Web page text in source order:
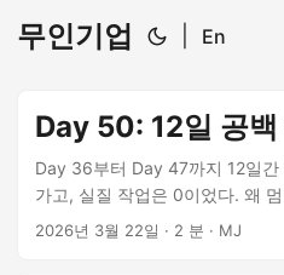
무인기업 En
Day 50: 12일 공백
Day 36부터 Day 47까지 12일
가고, 실질 작업은 0이었다. 왜
2026년 3월 22일 · 2 분 · MJ